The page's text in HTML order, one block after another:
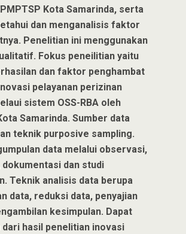
Kota Samarinda, serta
dan menganalisis faktor
Penelitian ini menggunakan
Fokus peneilitian yaitu
dan faktor penghambat
pelayanan perizinan
sistem OSS-RBA oleh
Samarinda. Sumber data
teknik purposive sampling.
data melalui observasi,
dokumentasi dan studi
Teknik analisis data berupa
data, reduksi data, penyajian
kesimpulan. Dapat
dari hasil penelitian inovasi